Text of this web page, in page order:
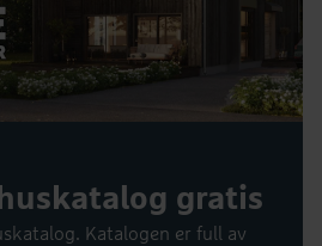
gratis
Katalogen er full av